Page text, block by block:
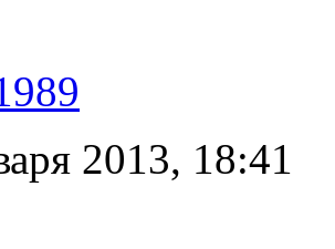
2013, 18:41